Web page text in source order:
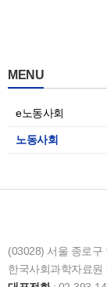
MENU
e노동사회
노동사회
(03028) 서울 종로구
한국사회과학자료원